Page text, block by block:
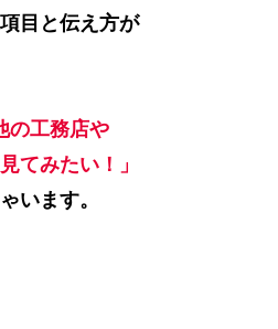
目と伝え方が
の工務店や
てみたい！」
います。